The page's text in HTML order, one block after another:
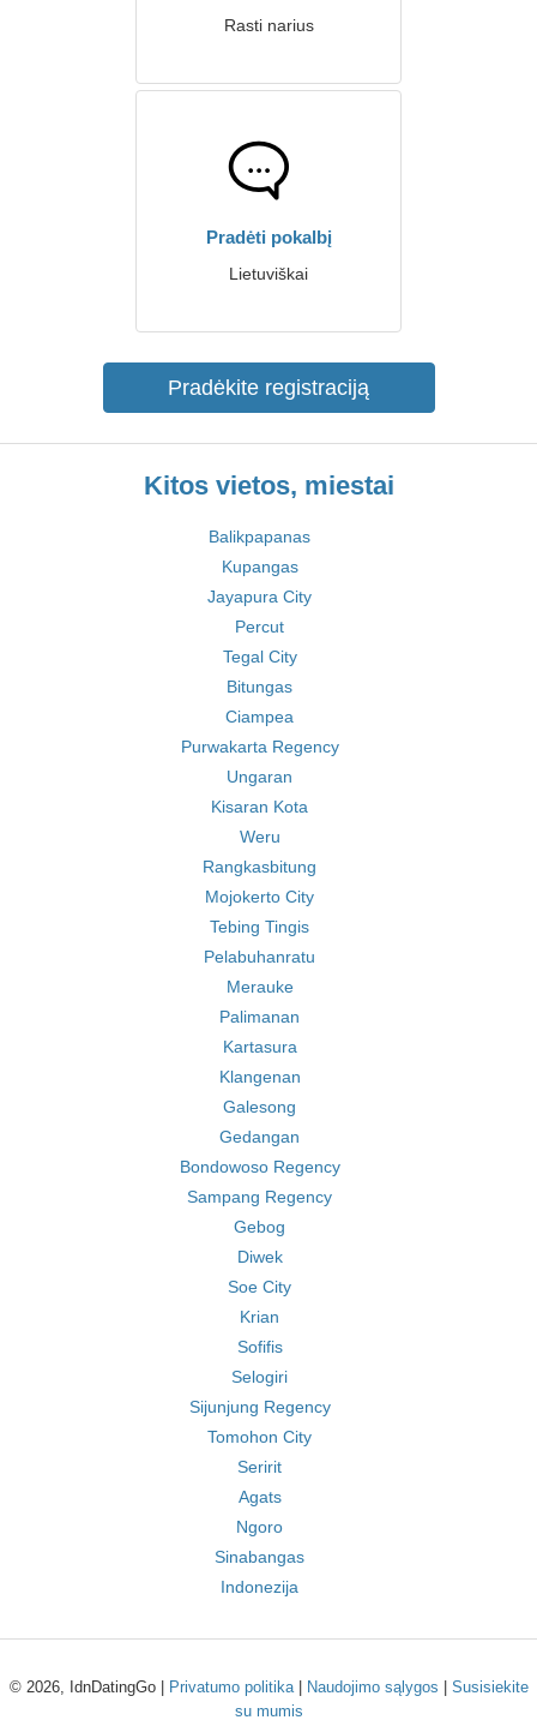
Rasti narius
Pradėti pokalbį
Lietuviškai
Pradėkite registraciją
Kitos vietos, miestai
Balikpapanas
Kupangas
Jayapura City
Percut
Tegal City
Bitungas
Ciampea
Purwakarta Regency
Ungaran
Kisaran Kota
Weru
Rangkasbitung
Mojokerto City
Tebing Tingis
Pelabuhanratu
Merauke
Palimanan
Kartasura
Klangenan
Galesong
Gedangan
Bondowoso Regency
Sampang Regency
Gebog
Diwek
Soe City
Krian
Sofifis
Selogiri
Sijunjung Regency
Tomohon City
Seririt
Agats
Ngoro
Sinabangas
Indonezija
© 2026, IdnDatingGo | Privatumo politika| Naudojimo sąlygos
Susisiekite
su mumis